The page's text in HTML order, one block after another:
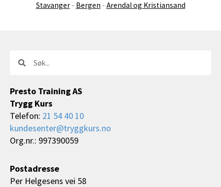
Stavanger- Bergen - Arendal og Kristiansand
Presto Training AS
Trygg Kurs
Telefon: 21 54 40 10
kundesenter@tryggkurs.no
Org.nr.: 997390059
Postadresse
Per Helgesens vei 58